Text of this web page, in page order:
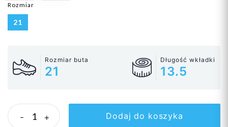
Rozmiar
21
Rozmiar buta
21
Długość wkładki
13.5
- + Dodaj do koszyka